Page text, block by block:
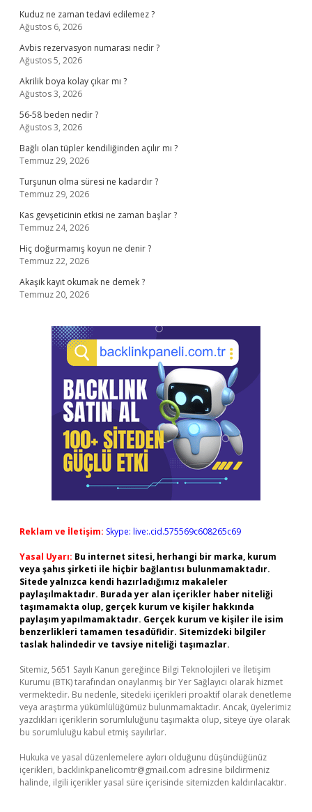
Kuduz ne zaman tedavi edilemez ?
Ağustos 6, 2026
Avbis rezervasyon numarası nedir ?
Ağustos 5, 2026
Akrilik boya kolay çıkar mı ?
Ağustos 3, 2026
56-58 beden nedir ?
Ağustos 3, 2026
Bağlı olan tüpler kendiliğinden açılır mı ?
Temmuz 29, 2026
Turşunun olma süresi ne kadardır ?
Temmuz 29, 2026
Kas gevşeticinin etkisi ne zaman başlar ?
Temmuz 24, 2026
Hiç doğurmamış koyun ne denir ?
Temmuz 22, 2026
Akaşik kayıt okumak ne demek ?
Temmuz 20, 2026
Reklam ve İletişim: Skype: live:.cid.575569c608265c69
Yasal Uyarı: Bu internet sitesi, herhangi bir marka, kurum
veya şahıs şirketi ile hiçbir bağlantısı bulunmamaktadır.
Sitede yalnızca kendi hazırladığımız makaleler
paylaşılmaktadır. Burada yer alan içerikler haber niteliği
taşımamakta olup, gerçek kurum ve kişiler hakkında
paylaşım yapılmamaktadır. Gerçek kurum ve kişiler ile isim
benzerlikleri tamamen tesadüfidir. Sitemizdeki bilgiler
taslak halindedir ve tavsiye niteliği taşımazlar.
Sitemiz, 5651 Sayılı Kanun gereğince Bilgi Teknolojileri ve İletişim
Kurumu (BTK) tarafından onaylanmış bir Yer Sağlayıcı olarak hizmet
vermektedir. Bu nedenle, sitedeki içerikleri proaktif olarak denetleme
veya araştırma yükümlülüğümüz bulunmamaktadır. Ancak, üyelerimiz
yazdıkları içeriklerin sorumluluğunu taşımakta olup, siteye üye olarak
bu sorumluluğu kabul etmiş sayılırlar.
Hukuka ve yasal düzenlemelere aykırı olduğunu düşündüğünüz
içerikleri, backlinkpanelicomtr@gmail.com adresine bildirmeniz
halinde, ilgili içerikler yasal süre içerisinde sitemizden kaldırılacaktır.